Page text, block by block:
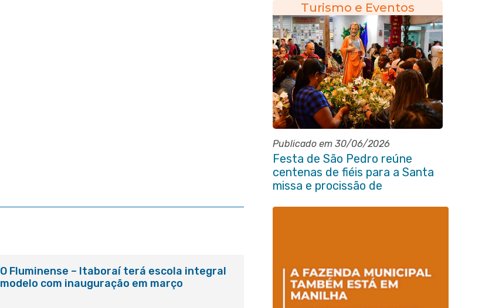
Turismo e Eventos
Publicado em 30/06/2026
Festa de São Pedro reúne
centenas de fiéis para a Santa
missa e procissão de
O Fluminense – Itaboraí terá escola integral
modelo com inauguração em março